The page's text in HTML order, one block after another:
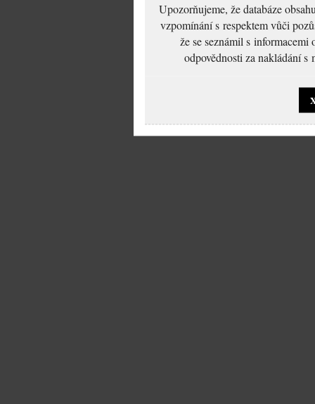
Upozorňujeme, že databáze
vzpomínání s respektem vůči
že se seznámil s
odpovědnosti za nakládání